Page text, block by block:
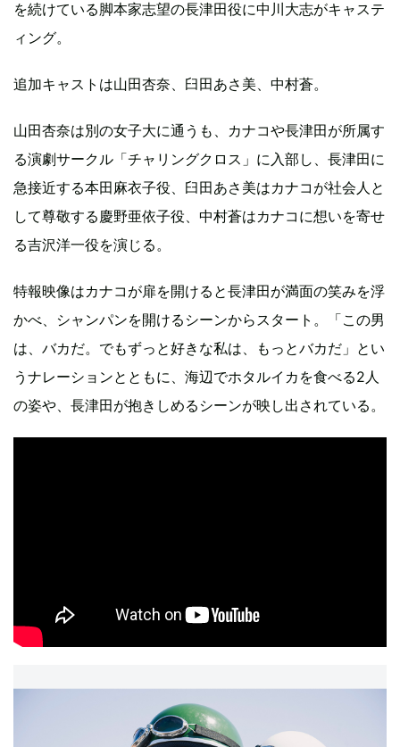
を続けている脚本家志望の長津田役に中川大志がキャステ
ィング。
追加キャストは山田杏奈、臼田あさ美、中村蒼。
山田杏奈は別の女子大に通うも、カナコや長津田が所属す
る演劇サークル「チャリングクロス」に入部し、長津田に
急接近する本田麻衣子役、臼田あさ美はカナコが社会人と
して尊敬する慶野亜依子役、中村蒼はカナコに想いを寄せ
る吉沢洋一役を演じる。
特報映像はカナコが扉を開けると長津田が満面の笑みを浮
かべ、シャンパンを開けるシーンからスタート。「この男
は、バカだ。でもずっと好きな私は、もっとバカだ」とい
うナレーションとともに、海辺でホタルイカを食べる2人
の姿や、長津田が抱きしめるシーンが映し出されている。